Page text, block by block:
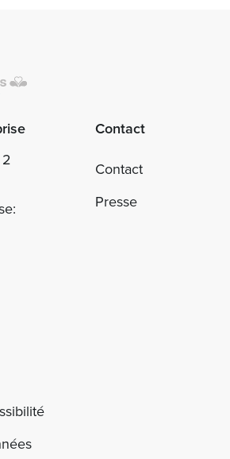
Contact
Contact
Presse